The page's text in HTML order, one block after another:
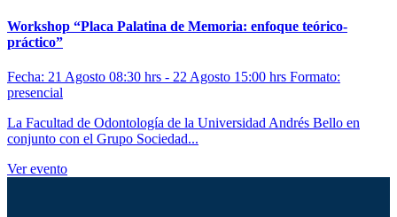
Workshop “Placa Palatina de Memoria: enfoque teórico-
práctico”
Fecha: 21 Agosto 08:30 hrs - 22 Agosto 15:00 hrs Formato:
presencial
La Facultad de Odontología de la Universidad Andrés Bello en
conjunto con el Grupo Sociedad...
Ver evento